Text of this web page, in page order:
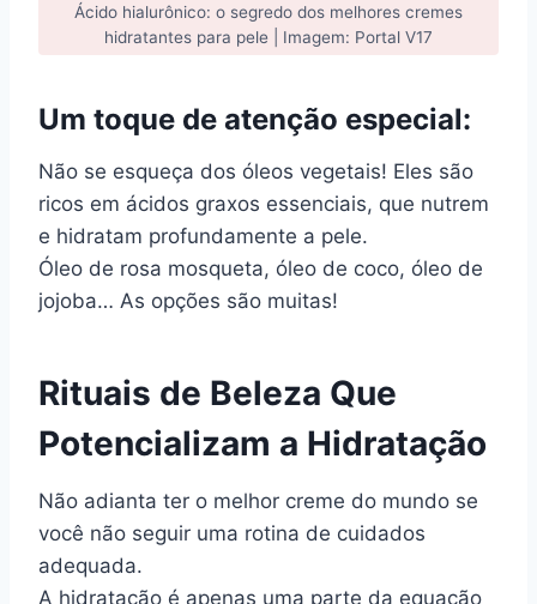
Ácido hialurônico: o segredo dos melhores cremes
hidratantes para pele | Imagem: Portal V17
Um toque de atenção especial:
Não se esqueça dos óleos vegetais! Eles são
ricos em ácidos graxos essenciais, que nutrem
e hidratam profundamente a pele.
Óleo de rosa mosqueta, óleo de coco, óleo de
jojoba… As opções são muitas!
Rituais de Beleza Que
Potencializam a Hidratação
Não adianta ter o melhor creme do mundo se
você não seguir uma rotina de cuidados
adequada.
A hidratação é apenas uma parte da equação